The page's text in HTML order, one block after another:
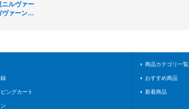
ニルヴァー
ヴァーン
ングカート
商品カテゴリ一覧
おすすめ商品
新着商品